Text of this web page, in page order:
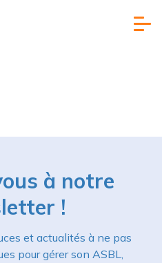
à notre
!
et actualités à ne pas
pour gérer son ASBL,